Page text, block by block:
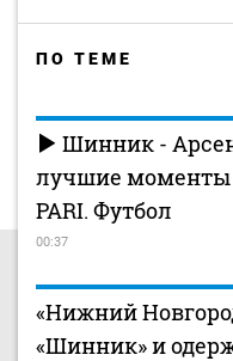
ПО ТЕМЕ
Шинник -
лучшие моменты
PARI. Футбол
00:37
«Нижний
«Шинник» и